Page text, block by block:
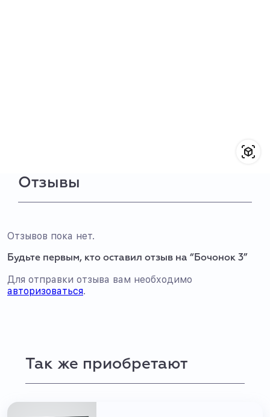
Отзывы
Отзывов пока нет.
Будьте первым, кто оставил отзыв на “Бочонок 3”
Для отправки отзыва вам необходимо
авторизоваться.
Так же приобретают